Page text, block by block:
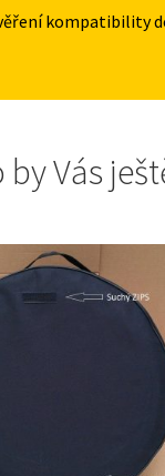
kompatibility
by Vás